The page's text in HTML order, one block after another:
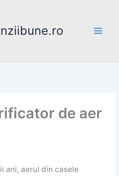
de aer
ani, aerul din casele